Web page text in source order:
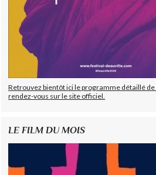
Retrouvez bientôt ici le programme détaillé
rendez-vous sur le site officiel.
LE FILM DU MOIS